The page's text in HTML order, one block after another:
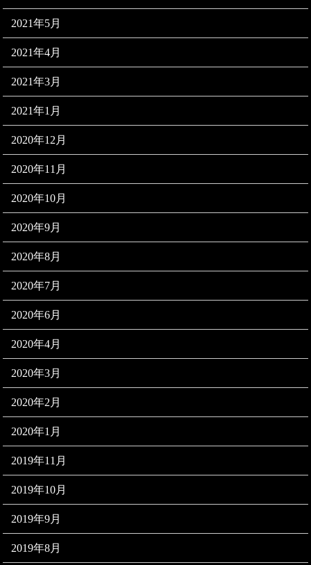
2021年5月
2021年4月
2021年3月
2021年1月
2020年12月
2020年11月
2020年10月
2020年9月
2020年8月
2020年7月
2020年6月
2020年4月
2020年3月
2020年2月
2020年1月
2019年11月
2019年10月
2019年9月
2019年8月